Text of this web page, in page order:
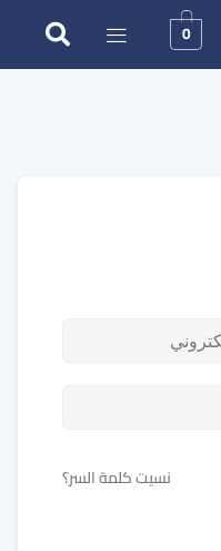
0
نسيت كلمة السر؟